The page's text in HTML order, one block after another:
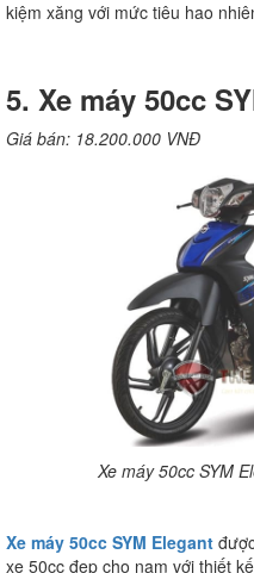
kiệm xăng với mức tiêu hao
5. Xe máy 50cc
Giá bán: 18.200.000 VNĐ
Xe máy 50cc SYM
Xe máy 50cc SYM Elegant
xe 50cc đẹp cho nam với thiết